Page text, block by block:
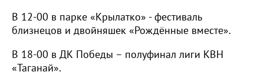
В 12-00 в парке «Крылатко» - фестиваль
близнецов и двойняшек «Рождённые вместе».
В 18-00 в ДК Победы – полуфинал лиги КВН
«Таганай».